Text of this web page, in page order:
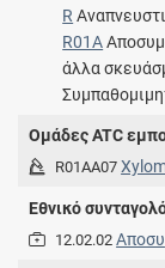
R
R01A
άλλα
Ομάδες ATC
R01AA07
Εθνικό
12.02.02